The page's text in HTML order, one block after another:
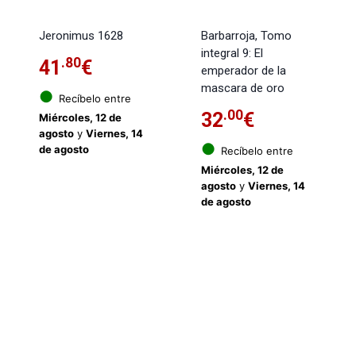
Jeronimus 1628
41 .80€
● Recíbelo entre
Miércoles, 12 de
agostoy Viernes, 14
de agosto
Barbarroja, Tomo
integral 9: El
emperador de la
mascara de oro
32.00€
● Recíbelo entre
Miércoles, 12 de
agostoy Viernes, 14
de agosto